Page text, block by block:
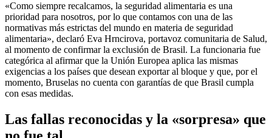
«Como siempre recalcamos, la seguridad alimentaria es una
prioridad para nosotros, por lo que contamos con una de las
normativas más estrictas del mundo en materia de seguridad
alimentaria», declaró Eva Hrncirova, portavoz comunitaria de Salud,
al momento de confirmar la exclusión de Brasil. La funcionaria fue
categórica al afirmar que la Unión Europea aplica las mismas
exigencias a los países que desean exportar al bloque y que, por el
momento, Bruselas no cuenta con garantías de que Brasil cumpla
con esas medidas.
Las fallas reconocidas y la «sorpresa» que